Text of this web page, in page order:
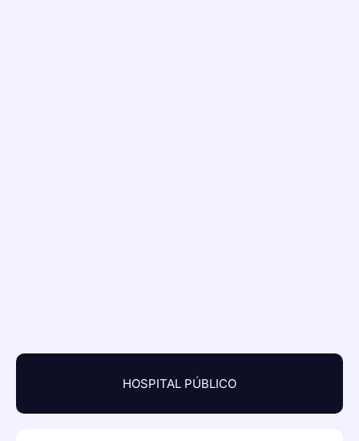
HOSPITAL PÚBLICO